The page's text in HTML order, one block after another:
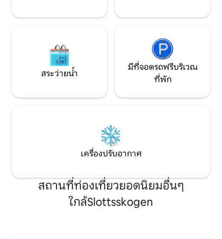
ครัว ห้องครัวของเรามีหม้อมีดและเครื่องใช้
มีน้ำมันมะกอกและน้ำส้มสายชูให้ผู้เข้าพัก
ด้วย ในบ้านมีเครื่องชงกาแฟ 'Jura' พร้อม
กาแฟอิตาเลียนคุณภาพสูง LAKES AND
NAURE ทะเลสาบแห่งแรกหน้าบ้านที่ใช้ร่วม
กับพายเรือได้ เรือจอดอยู่ที่บ้านซาวน่า
ด้วยความคิดของคุณ หากคุณต้องการกิจ
กรรมอื่นๆเส้นทางตะวันตกของสวีเดนที่
เป็นที่นิยมมากอยู่ห่างจากบ้านเพียงไม่กี่
เมตรที่เรียกว่า "Bohusleden" ที่คุณ
แห่งนี้ตั้งอยู่ห่างจากไฮเวย์ 7 นาทีไปสนาม
บิน 10 นาทีไปยัง Landvetter centrum ที่
ใกล้ที่สุด 10 นาที (ร้านขายอาหารร้าน
กาแฟ) และ 30 นาทีถึงตัวเมืองโกเธนเบิร์ก
สระว่ายน้ำ
มีที่จอดรถฟรีบริเวณ
ที่พัก
เครื่องปรับอากาศ
สถานที่ท่องเที่ยวยอดนิยมอื่นๆ
ใกล้Slottsskogen